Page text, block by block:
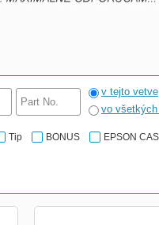
v tejto vetve
vo
Tip BONUS EPSON